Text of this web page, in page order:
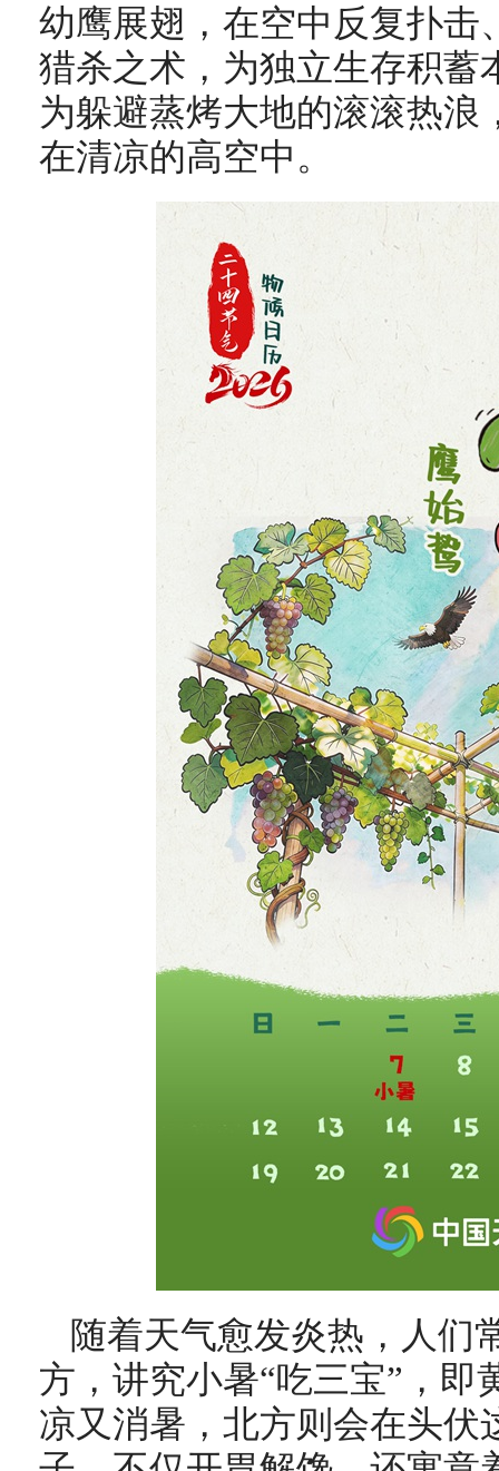
幼鹰展翅，在空中反复扑击
猎杀之术，为独立生存积蓄
为躲避蒸烤大地的滚滚热浪
在清凉的高空中。
随着天气愈发炎热，人们
方，讲究小暑“吃三宝”，即
凉又消暑，北方则会在头伏